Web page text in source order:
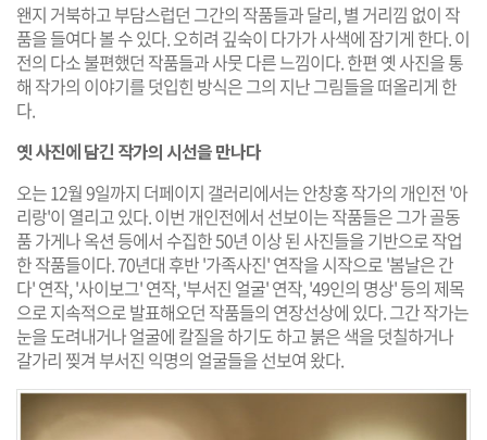
왠지 거북하고 부담스럽던 그간의 작품들과 달리, 별 거리낌 없이 작
품을 들여다 볼 수 있다. 오히려 깊숙이 다가가 사색에 잠기게 한다. 이
전의 다소 불편했던 작품들과 사뭇 다른 느낌이다. 한편 옛 사진을 통
해 작가의 이야기를 덧입힌 방식은 그의 지난 그림들을 떠올리게 한
다.
옛 사진에 담긴 작가의 시선을 만나다
오는 12월 9일까지 더페이지 갤러리에서는 안창홍 작가의 개인전 '아
리랑'이 열리고 있다. 이번 개인전에서 선보이는 작품들은 그가 골동
품 가게나 옥션 등에서 수집한 50년 이상 된 사진들을 기반으로 작업
한 작품들이다. 70년대 후반 '가족사진' 연작을 시작으로 '봄날은 간
다' 연작, '사이보그' 연작, '부서진 얼굴' 연작, '49인의 명상' 등의 제목
으로 지속적으로 발표해오던 작품들의 연장선상에 있다. 그간 작가는
눈을 도려내거나 얼굴에 칼질을 하기도 하고 붉은 색을 덧칠하거나
갈가리 찢겨 부서진 익명의 얼굴들을 선보여 왔다.